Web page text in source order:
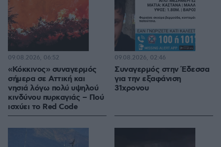
«Κόκκινος» συναγερμός
σήμερα σε Αττική και
νησιά λόγω πολύ υψηλού
κινδύνου πυρκαγιάς – Πού
ισχύει το Red Code
09.08.2026, 06:52
Συναγερμός στην Έδεσσα
για την εξαφάνιση
31χρονου
09.08.2026, 02:46